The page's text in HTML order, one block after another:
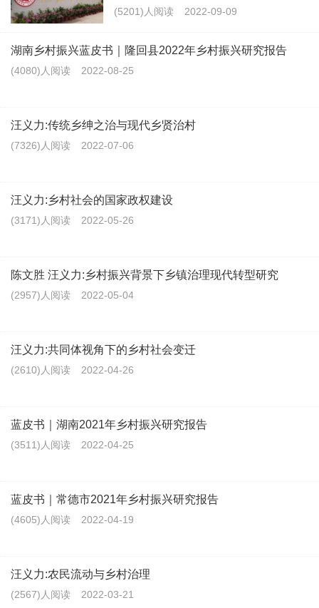
(5201)人阅读 2022-09-09
湖南乡村振兴蓝皮书｜隆回县2022年乡村振兴研究报告
(4080)人阅读 2022-08-25
汪义力:传统乡绅之治与现代乡贤治村
(7326)人阅读 2022-07-06
汪义力:乡村社会的国家政权建设
(3171)人阅读 2022-05-26
陈文胜 汪义力:乡村振兴背景下乡镇治理现代转型研究
(2957)人阅读 2022-05-04
汪义力:共同体视角下的乡村社会变迁
(2610)人阅读 2022-04-26
蓝皮书｜湖南2021年乡村振兴研究报告
(3511)人阅读 2022-04-25
蓝皮书｜常德市2021年乡村振兴研究报告
(4605)人阅读 2022-04-19
汪义力:农民流动与乡村治理
(2567)人阅读 2022-03-21